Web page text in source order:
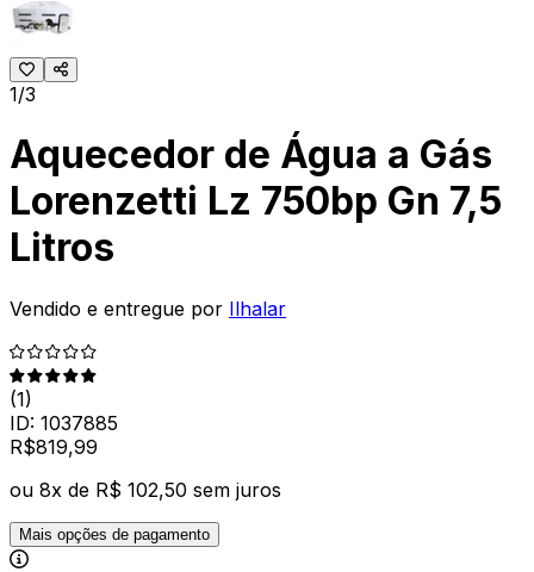
1/3
Aquecedor de Água a Gás
Lorenzetti Lz 750bp Gn 7,5
Litros
Vendido e entregue por Ilhalar
(1)
ID: 1037885
R$819,99
ou 8x de R$ 102,50 sem juros
Mais opções de pagamento